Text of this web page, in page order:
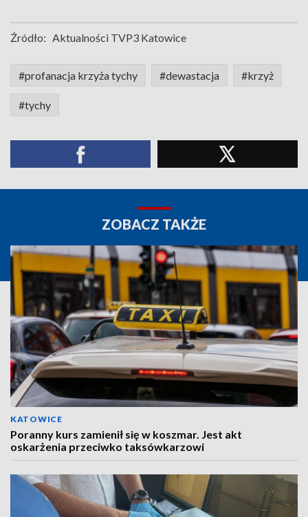
Źródło: Aktualności TVP3 Katowice
#profanacja krzyża tychy #dewastacja #krzyż
#tychy
ZOBACZ TAKŻE
KATOWICE
Poranny kurs zamienił się w koszmar. Jest akt
oskarżenia przeciwko taksówkarzowi